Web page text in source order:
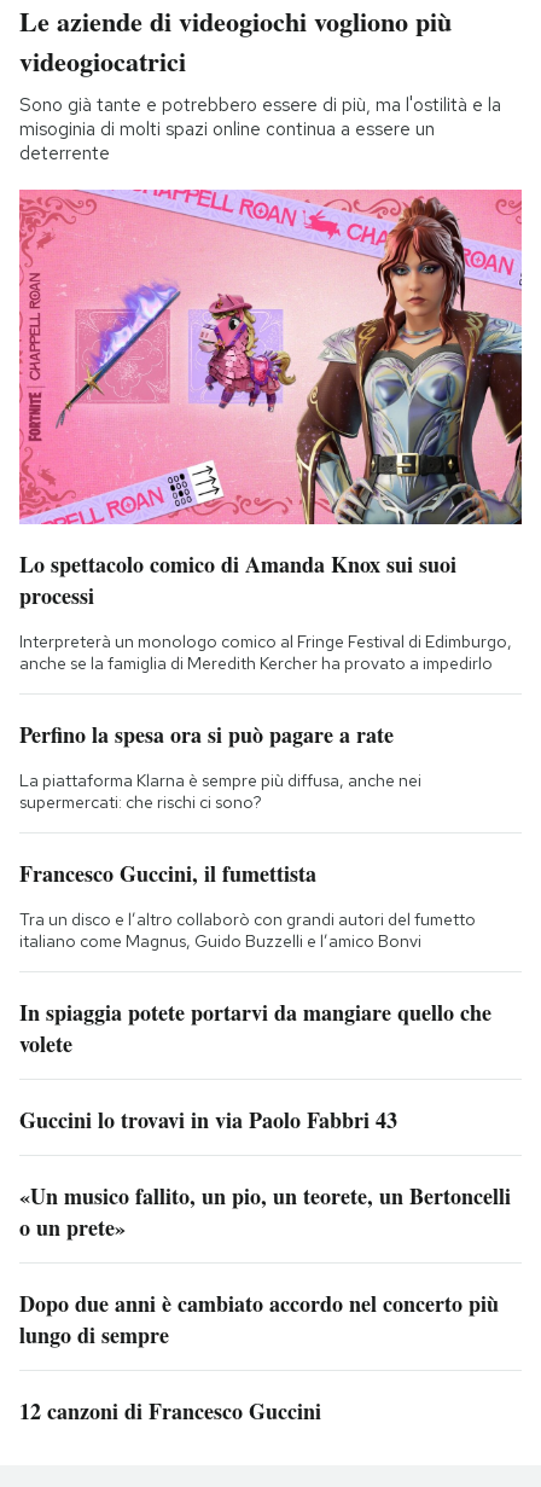
Le aziende di videogiochi vogliono più
videogiocatrici
Sono già tante e potrebbero essere di più, ma l'ostilità e la
misoginia di molti spazi online continua a essere un
deterrente
Lo spettacolo comico di Amanda Knox sui suoi
processi
Interpreterà un monologo comico al Fringe Festival di Edimburgo,
anche se la famiglia di Meredith Kercher ha provato a impedirlo
Perfino la spesa ora si può pagare a rate
La piattaforma Klarna è sempre più diffusa, anche nei
supermercati: che rischi ci sono?
Francesco Guccini, il fumettista
Tra un disco e l’altro collaborò con grandi autori del fumetto
italiano come Magnus, Guido Buzzelli e l’amico Bonvi
In spiaggia potete portarvi da mangiare quello che
volete
Guccini lo trovavi in via Paolo Fabbri 43
«Un musico fallito, un pio, un teorete, un Bertoncelli
o un prete»
Dopo due anni è cambiato accordo nel concerto più
lungo di sempre
12 canzoni di Francesco Guccini